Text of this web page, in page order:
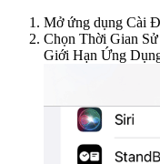
Mở ứng dụng Cài
Chọn Thời Gian Sử
Giới Hạn Ứng